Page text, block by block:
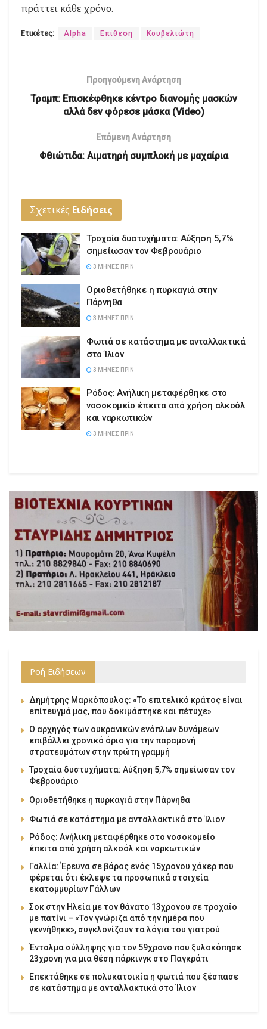
πράττει κάθε χρόνο.
Ετικέτες: Alpha Επίθεση Κουβελιώτη
Προηγούμενη Ανάρτηση
Τραμπ: Επισκέφθηκε κέντρο διανομής μασκών
αλλά δεν φόρεσε μάσκα (Video)
Επόμενη Ανάρτηση
Φθιώτιδα: Αιματηρή συμπλοκή με μαχαίρια
Σχετικές Ειδήσεις
Τροχαία δυστυχήματα: Αύξηση 5,7%
σημείωσαν τον Φεβρουάριο
3 ΜΉΝΕΣ ΠΡΙΝ
Οριοθετήθηκε η πυρκαγιά στην
Πάρνηθα
3 ΜΉΝΕΣ ΠΡΙΝ
Φωτιά σε κατάστημα με ανταλλακτικά
στο Ίλιον
3 ΜΉΝΕΣ ΠΡΙΝ
Ρόδος: Ανήλικη μεταφέρθηκε στο
νοσοκομείο έπειτα από χρήση αλκοόλ
και ναρκωτικών
3 ΜΉΝΕΣ ΠΡΙΝ
Ροή Ειδήσεων
Δημήτρης Μαρκόπουλος: «Το επιτελικό κράτος είναι
επίτευγμά μας, που δοκιμάστηκε και πέτυχε»
Ο αρχηγός των ουκρανικών ενόπλων δυνάμεων
επιβάλλει χρονικό όριο για την παραμονή
στρατευμάτων στην πρώτη γραμμή
Τροχαία δυστυχήματα: Αύξηση 5,7% σημείωσαν τον
Φεβρουάριο
Οριοθετήθηκε η πυρκαγιά στην Πάρνηθα
Φωτιά σε κατάστημα με ανταλλακτικά στο Ίλιον
Ρόδος: Ανήλικη μεταφέρθηκε στο νοσοκομείο
έπειτα από χρήση αλκοόλ και ναρκωτικών
Γαλλία: Έρευνα σε βάρος ενός 15χρονου χάκερ που
φέρεται ότι έκλεψε τα προσωπικά στοιχεία
εκατομμυρίων Γάλλων
Σοκ στην Ηλεία με τον θάνατο 13χρονου σε τροχαίο
με πατίνι – «Τον γνώριζα από την ημέρα που
γεννήθηκε», συγκλονίζουν τα λόγια του γιατρού
Ένταλμα σύλληψης για τον 59χρονο που ξυλοκόπησε
23χρονη για μια θέση πάρκινγκ στο Παγκράτι
Επεκτάθηκε σε πολυκατοικία η φωτιά που ξέσπασε
σε κατάστημα με ανταλλακτικά στο Ίλιον